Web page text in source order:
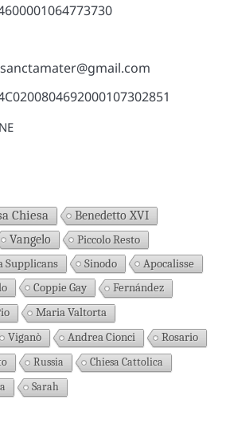
Chiesa Benedetto XVI
Vangelo
Piccolo Resto
Supplicans Sinodo
Apocalisse
Coppie Gay
Fernández
Maria Valtorta
Viganò Andrea Cionci
Rosario
Russia
Chiesa Cattolica
Sarah